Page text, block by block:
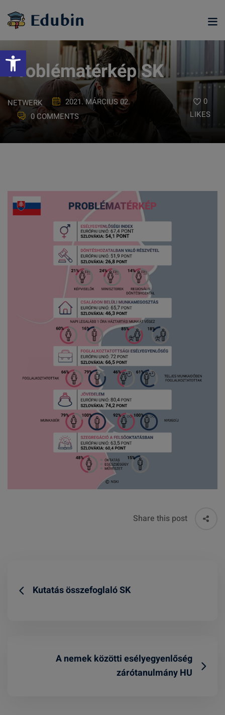
Eszköztár megnyitása
content
Problématérkép SK
NETWERK
2021. MÁRCIUS 02.
0 COMMENTS
0
LIKES
Share this post
Kutatás összefoglaló SK
A nemek közötti esélyegyenlőség
zárótanulmány HU